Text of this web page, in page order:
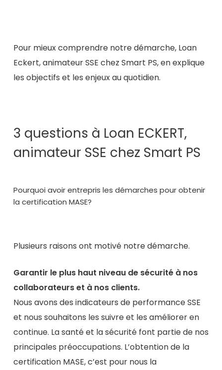
Pour mieux comprendre notre démarche, Loan
Eckert, animateur SSE chez Smart PS, en explique
les objectifs et les enjeux au quotidien.
3 questions à Loan ECKERT,
animateur SSE chez Smart PS
Pourquoi avoir entrepris les démarches pour obtenir
la certification MASE?
Plusieurs raisons ont motivé notre démarche.
Garantir le plus haut niveau de sécurité à nos
collaborateurs et à nos clients.
Nous avons des indicateurs de performance SSE
et nous souhaitons les suivre et les améliorer en
continue. La santé et la sécurité font partie de nos
principales préoccupations. L’obtention de la
certification MASE, c’est pour nous la